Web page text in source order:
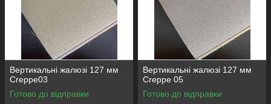
Вертикальні жалюзі 127 мм
Creppe03
Готово до відправки
Вертикальні жалюзі 127 мм
Creppe 05
Готово до відправки